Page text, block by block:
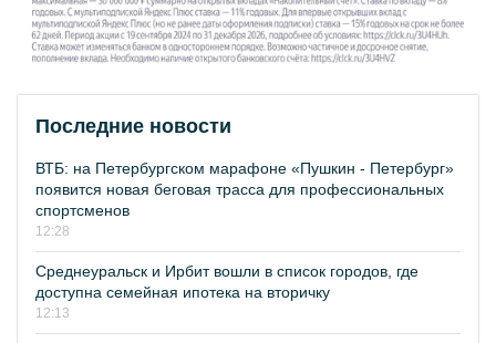
Последние новости
ВТБ: на Петербургском марафоне «Пушкин - Петербург»
появится новая беговая трасса для профессиональных
спортсменов
12:28
Среднеуральск и Ирбит вошли в список городов, где
доступна семейная ипотека на вторичку
12:13